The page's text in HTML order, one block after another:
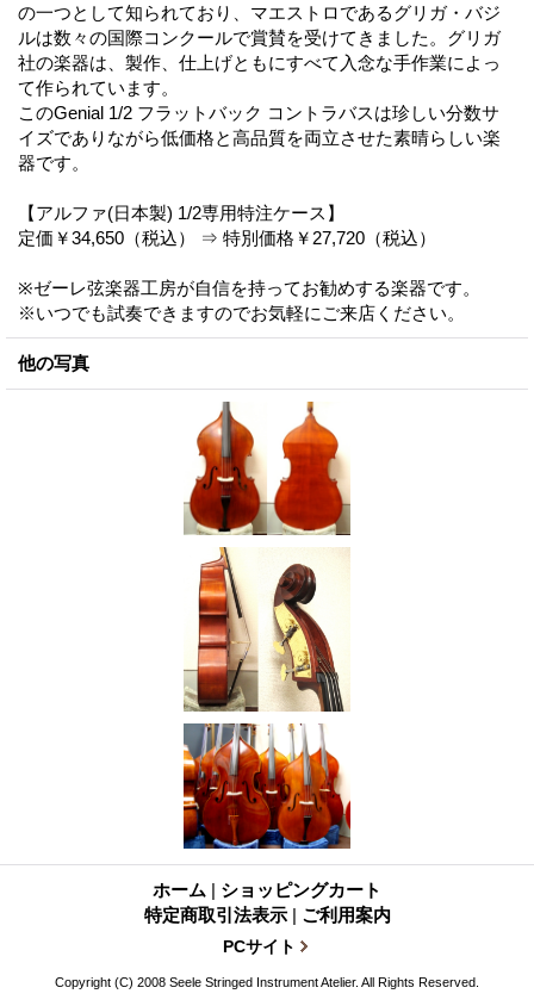
の一つとして知られており、マエストロであるグリガ・バジ
ルは数々の国際コンクールで賞賛を受けてきました。グリガ
社の楽器は、製作、仕上げともにすべて入念な手作業によっ
て作られています。
このGenial 1/2 フラットバック コントラバスは珍しい分数サ
イズでありながら低価格と高品質を両立させた素晴らしい楽
器です。
【アルファ(日本製) 1/2専用特注ケース】
定価￥34,650（税込） ⇒ 特別価格￥27,720（税込）
※ゼーレ弦楽器工房が自信を持ってお勧めする楽器です。
※いつでも試奏できますのでお気軽にご来店ください。
他の写真
ホーム | ショッピングカート
特定商取引法表示 | ご利用案内
PCサイト
Copyright (C) 2008 Seele Stringed Instrument Atelier. All Rights Reserved.